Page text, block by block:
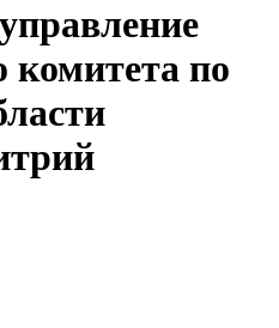
комитета по